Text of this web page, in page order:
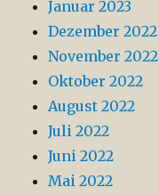
Januar 2023
Dezember 2022
November 2022
Oktober 2022
August 2022
Juli 2022
Juni 2022
Mai 2022